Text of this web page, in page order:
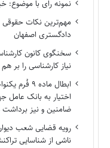
نمونه رای با موضوع:
مهم‌ترین نکات حقوقی
دادگستری اصفهان
سخنگوی کانون
نیاز کارشناسی را بر
ابطال
اختیار به بانک
ضامنین و نیز برداشت
رویه قضایی شعب
ناشی از شناسایی